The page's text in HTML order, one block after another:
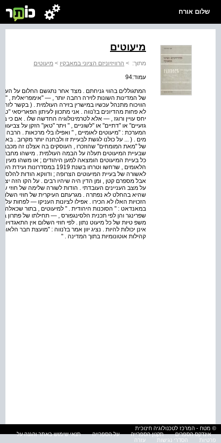
שלום אורח
מיעוטים
מתוך: > הרוויזיוניזם הציוני במאבקיו > מיעוטים
עמוד:94
המתגוללים בהווי גניחתם . מצד אחר נתגשם החלום על
של המדינות השונות לזירה רחבה יותר , — "אימפריאלית ,
הוויכוח מתנהל עכשיו במישרין בזירה העולמית . ( בקשר
לא פחות מהדיונים בז'נווה . אני מתכוון לעיתון הפאריסאי
יחס עויין ורוגז , — אלא לטרמינולוגיה החדשה שלו . אם כי
גזעיים" או "דתיים" או "לשוניים , " ויתר "טאן" הזקן על
המערכת : "מיעוטים לאומיים , " ואפילו בלי מרכאות . הרבה
מים . ( ... על כולנו לגשת לבעיית זו ולבחנה יותר מקרוב .
של "מאת המומחים" שהוזכרו , העוסקים בה אצלנו זה
שבעיית המיעוטים תעלה על הבמה העולמית . מישהו
כל בעיית המיעוטים הומצאה למען היהודים ; או משהו מעין
הלאומים , שרחשו וטרחו בשנת
לאשורה של בעיית המיעוטים הצרופה ; ודווקא הודות
אבל מספרם קטן , ומן הדין היה שיהיו רבים . על הקו הזה
על מצב העניינים העובדתי . הודות לשורה שלימה של חוזי
שהיא בהחלט לא נפתרה . מגרעתם העיקרית של חוזי השלום
הזכויות האלו לא הכירו . אפילו לציונות העניקו — לפחות
במאנדאט : " הסוכנות היהודית . " למיעוטים , בתור שכאלה ,
שפרינגר והן לפי תכנית הלסינגפורס , — תחילתו של פתרון
משפ טיות של כל מיעוט נתון . לפי חוזי השלום אין
אינן יכולות להיות . נציג יוון אמר בז'נווה : "מועצת חבר
קהילות אוטונומיות בתוך המדינה . "
© מטח - המרכז לטכנולוגיה חינוכית
אינדקס הספרים
תקנון הספרייה על הספרייה
תנאי שימוש באתר והגנה על
פרטיות
הסדרי נגישות עזרה